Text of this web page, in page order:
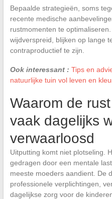
Bepaalde strategieën, soms
recente medische
rustmomenten te
wijdverspreid, blijken op lange
contraproductief te zijn.
Ook interessant : Tips en
natuurlijke tuin vol leven en
Waarom de
vaak dagelijks
verwaarloosd
Uitputting komt niet plotseling.
gedragen door een mentale
meeste moeders aandient. De
professionele verplichtingen,
dagelijkse zorg voor de